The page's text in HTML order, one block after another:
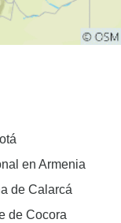
en Armenia
de Calarcá
de Cocora